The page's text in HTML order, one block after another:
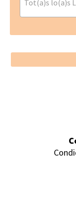
Tot(a)s lo(a)s
Footer